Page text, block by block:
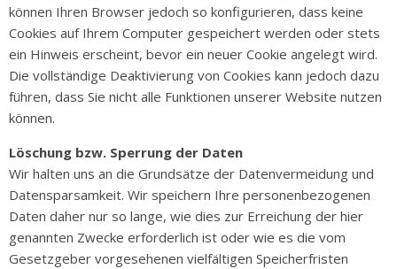
können Ihren Browser jedoch so konfigurieren, dass keine
Cookies auf Ihrem Computer gespeichert werden oder stets
ein Hinweis erscheint, bevor ein neuer Cookie angelegt wird.
Die vollständige Deaktivierung von Cookies kann jedoch dazu
führen, dass Sie nicht alle Funktionen unserer Website nutzen
können.
Löschung bzw. Sperrung der Daten
Wir halten uns an die Grundsätze der Datenvermeidung und
Datensparsamkeit. Wir speichern Ihre personenbezogenen
Daten daher nur so lange, wie dies zur Erreichung der hier
genannten Zwecke erforderlich ist oder wie es die vom
Gesetzgeber vorgesehenen vielfältigen Speicherfristen